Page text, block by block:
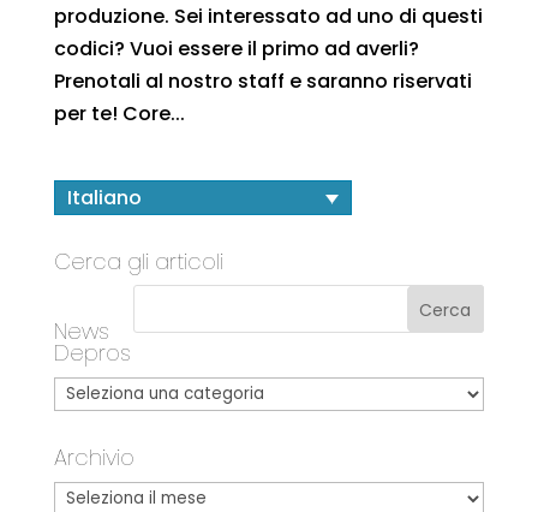
produzione. Sei interessato ad uno di questi
codici? Vuoi essere il primo ad averli?
Prenotali al nostro staff e saranno riservati
per te! Core...
Italiano
Cerca gli articoli
News
Depros
Archivio